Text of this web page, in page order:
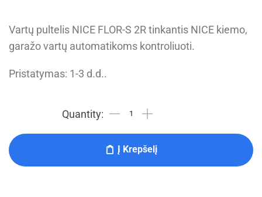
Vartų pultelis NICE FLOR-S 2R tinkantis NICE kiemo,
garažo vartų automatikoms kontroliuoti.
Pristatymas: 1-3 d.d..
Į Krepšelį